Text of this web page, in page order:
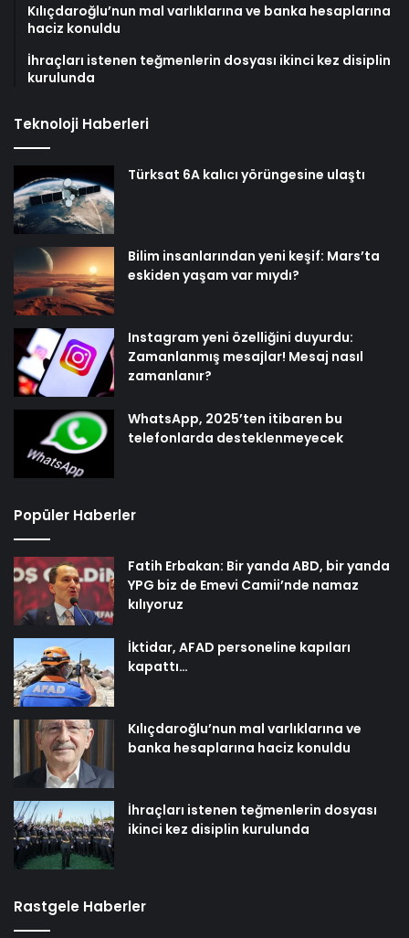
Kılıçdaroğlu’nun mal varlıklarına ve banka hesaplarına
haciz konuldu
İhraçları istenen teğmenlerin dosyası ikinci kez disiplin
kurulunda
Teknoloji Haberleri
Türksat 6A kalıcı yörüngesine ulaştı
Bilim insanlarından yeni keşif: Mars’ta
eskiden yaşam var mıydı?
Instagram yeni özelliğini duyurdu:
Zamanlanmış mesajlar! Mesaj nasıl
zamanlanır?
WhatsApp, 2025’ten itibaren bu
telefonlarda desteklenmeyecek
Popüler Haberler
Fatih Erbakan: Bir yanda ABD, bir yanda
YPG biz de Emevi Camii’nde namaz
kılıyoruz
İktidar, AFAD personeline kapıları
kapattı…
Kılıçdaroğlu’nun mal varlıklarına ve
banka hesaplarına haciz konuldu
İhraçları istenen teğmenlerin dosyası
ikinci kez disiplin kurulunda
Rastgele Haberler